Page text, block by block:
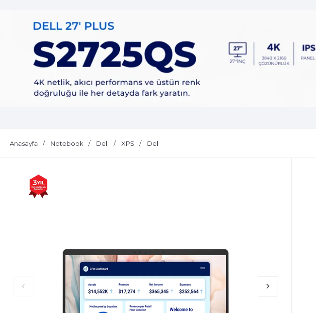
Anasayfa Notebook Dell XPS Dell